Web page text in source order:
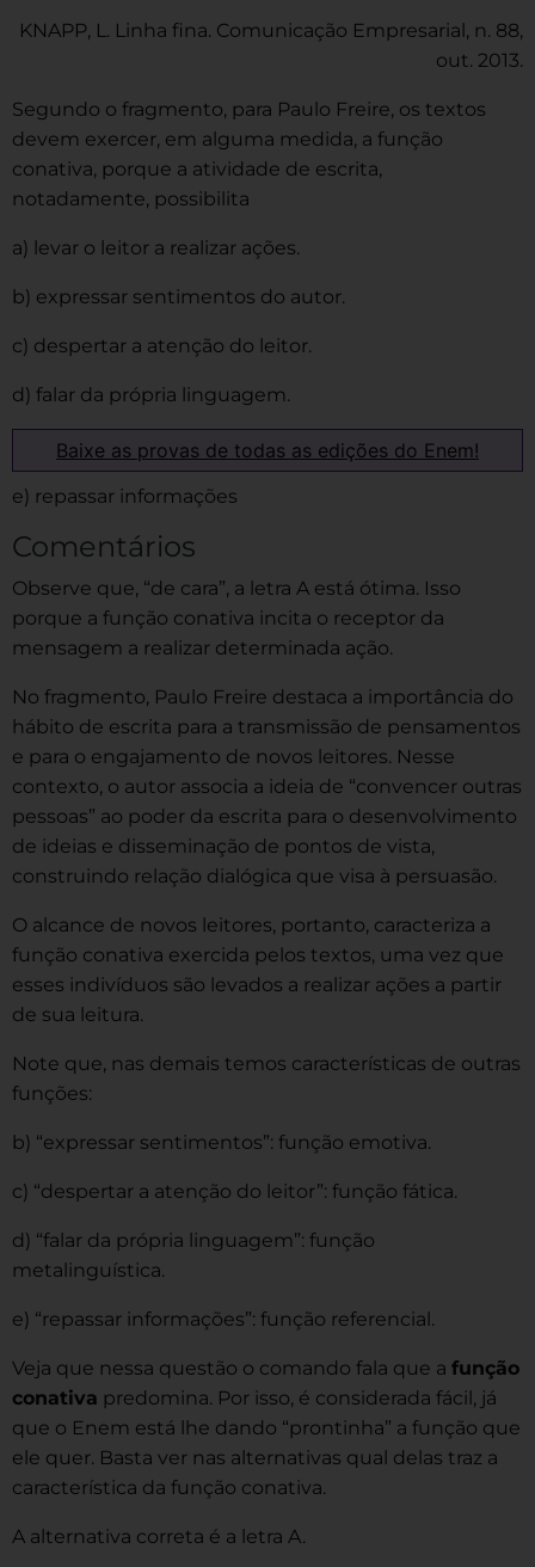
KNAPP, L. Linha fina. Comunicação Empresarial, n. 88,
out. 2013.
Segundo o fragmento, para Paulo Freire, os textos
devem exercer, em alguma medida, a função
conativa, porque a atividade de escrita,
notadamente, possibilita
a) levar o leitor a realizar ações.
b) expressar sentimentos do autor.
c) despertar a atenção do leitor.
d) falar da própria linguagem.
Baixe as provas de todas as edições do Enem!
e) repassar informações
Comentários
Observe que, “de cara”, a letra A está ótima. Isso
porque a função conativa incita o receptor da
mensagem a realizar determinada ação.
No fragmento, Paulo Freire destaca a importância do
hábito de escrita para a transmissão de pensamentos
e para o engajamento de novos leitores. Nesse
contexto, o autor associa a ideia de “convencer outras
pessoas” ao poder da escrita para o desenvolvimento
de ideias e disseminação de pontos de vista,
construindo relação dialógica que visa à persuasão.
O alcance de novos leitores, portanto, caracteriza a
função conativa exercida pelos textos, uma vez que
esses indivíduos são levados a realizar ações a partir
de sua leitura.
Note que, nas demais temos características de outras
funções:
b) “expressar sentimentos”: função emotiva.
c) “despertar a atenção do leitor”: função fática.
d) “falar da própria linguagem”: função
metalinguística.
e) “repassar informações”: função referencial.
Veja que nessa questão o comando fala que a função
conativa predomina. Por isso, é considerada fácil, já
que o Enem está lhe dando “prontinha” a função que
ele quer. Basta ver nas alternativas qual delas traz a
característica da função conativa.
A alternativa correta é a letra A.